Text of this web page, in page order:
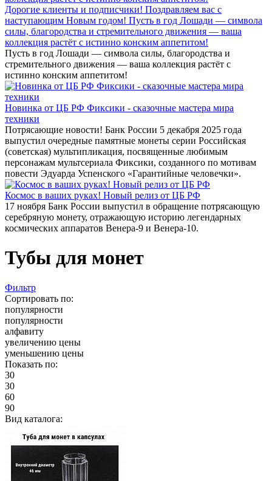
Дорогие клиенты и подписчики! Поздравляем вас с
наступающим Новым годом! Пусть в год Лошади — символа
силы, благородства и стремительного движения — ваша
коллекция растёт с истинно конским аппетитом!
Пусть в год Лошади — символа силы, благородства и
стремительного движения — ваша коллекция растёт с
истинно конским аппетитом!
Новинка от ЦБ РФ Фиксики - сказочные мастера мира
техники
Потрясающие новости! Банк России 5 декабря 2025 года
выпустил очередные памятные монеты серии Российская
(советская) мультипликация, посвященные любимым
персонажам мультсериала Фиксики, созданного по мотивам
повести Эдуарда Успенского «Гарантийные человечки».
Космос в ваших руках! Новый релиз от ЦБ РФ
17 ноября Банк России выпустил в обращение потрясающую
серебряную монету, отражающую историю легендарных
космических аппаратов Венера-9 и Венера-10.
Тубы для монет
Фильтр
Сортировать по:
популярности
популярности
алфавиту
увеличению цены
уменьшению цены
Показать по:
30
30
60
90
Вид каталога: